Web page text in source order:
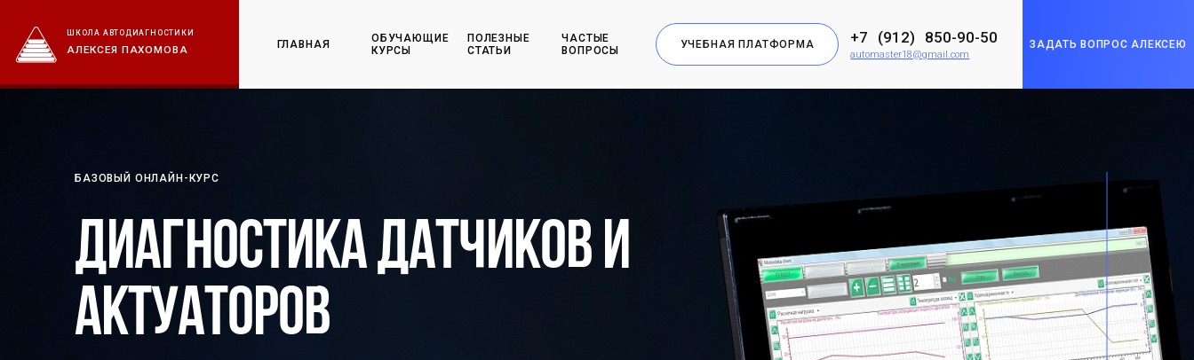
ШКОЛА АВТОДИАГНОСТИКИ
АЛЕКСЕЯ ПАХОМОВА ГЛАВНАЯ
ОБУЧАЮЩИЕ
КУРСЫ
ПОЛЕЗНЫЕ
СТАТЬИ
ЧАСТЫЕ
ВОПРОСЫ
УЧЕБНАЯ ПЛАТФОРМА +7 (912) 850-90-50
automaster18@gmail.com
ЗАДАТЬ ВОПРОС АЛЕКСЕЮ
БАЗОВЫЙ ОНЛАЙН-КУРС
Диагностика датчиков и
актуаторов